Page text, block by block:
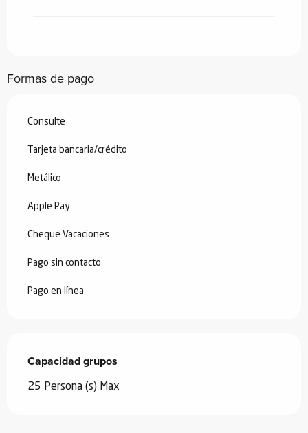
Formas de pago
Consulte
Tarjeta bancaria/crédito
Metálico
Apple Pay
Cheque Vacaciones
Pago sin contacto
Pago en línea
Capacidad grupos
Capacidad grupos
25 Persona (s) Max